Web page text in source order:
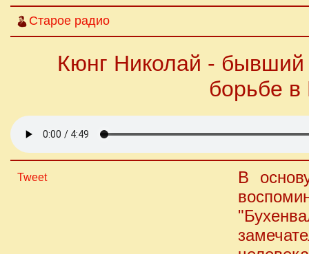
Старое радио
Кюнг Николай - бывший
борьбе в
Tweet
В